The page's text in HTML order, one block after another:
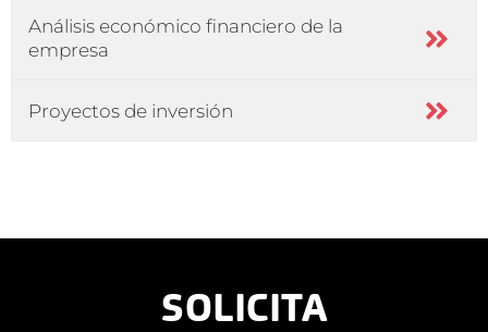
Análisis económico financiero de la
empresa
Proyectos de inversión
SOLICITA